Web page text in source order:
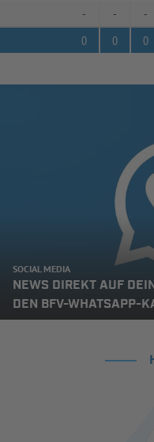
- - -
0
0 0
SOCIAL MEDIA
NEWS DIREKT AUF
DEN BFV-WHATSAPP-